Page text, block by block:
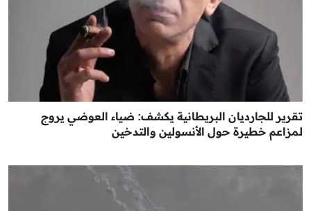
تقرير للجارديان البريطانية يكشف: ضياء العوضي يروج
لمزاعم خطيرة حول الأنسولين والتدخين